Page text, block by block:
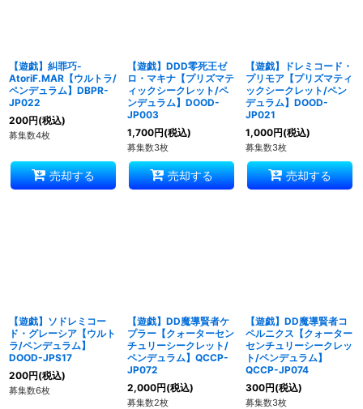
【遊戯】糾罪巧-
AtoriF.MAR【ウルトラ/
ペンデュラム】DBPR-
JP022
200円(税込)
募集数4枚
売却する
【遊戯】DDD零死王ゼ
ロ・マキナ【プリズマテ
ィックシークレット/ペ
ンデュラム】DOOD-
JP003
1,700円(税込)
募集数3枚
売却する
【遊戯】ドレミコード・
プリモア【プリズマティ
ックシークレット/ペン
デュラム】DOOD-
JP021
1,000円(税込)
募集数3枚
売却する
【遊戯】ソドレミコー
ド・グレーシア【ウルト
ラ/ペンデュラム】
DOOD-JPS17
200円(税込)
募集数6枚
【遊戯】DD魔導賢者ケ
プラー【クォーターセン
チュリーシークレット/
ペンデュラム】QCCP-
JP072
2,000円(税込)
募集数2枚
【遊戯】DD魔導賢者コ
ペルニクス【クォーター
センチュリーシークレッ
ト/ペンデュラム】
QCCP-JP074
300円(税込)
募集数3枚